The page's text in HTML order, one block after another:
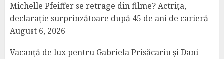
Michelle Pfeiffer se retrage din filme? Actrița,
declarație surprinzătoare după 45 de ani de carieră
August 6, 2026
Vacanță de lux pentru Gabriela Prisăcariu și Dani